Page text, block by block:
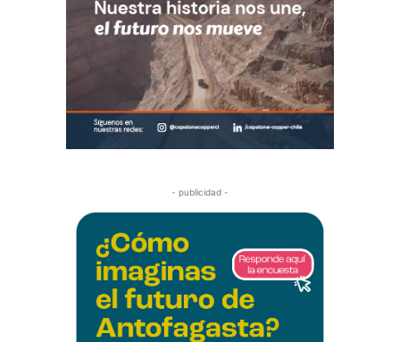
- publicidad -